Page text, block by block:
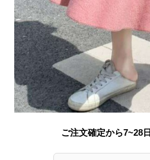
ご注文確定から7~28